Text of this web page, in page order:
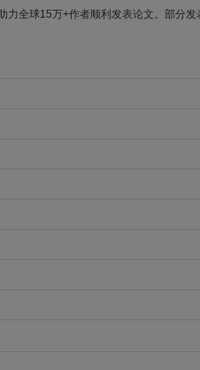
力全球15万+作者顺利发表论文。部分发